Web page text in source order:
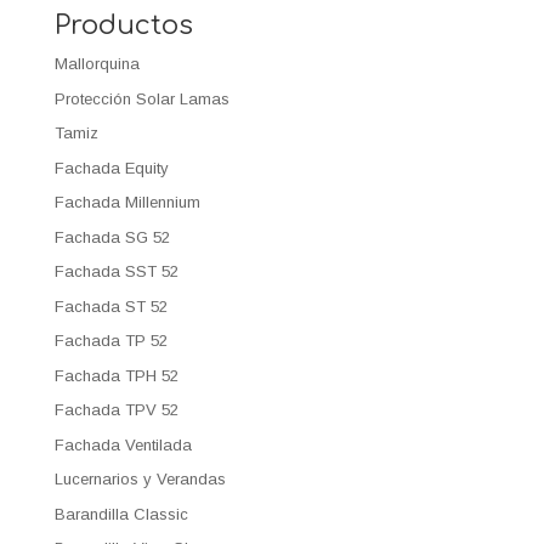
Productos
Mallorquina
Protección Solar Lamas
Tamiz
Fachada Equity
Fachada Millennium
Fachada SG 52
Fachada SST 52
Fachada ST 52
Fachada TP 52
Fachada TPH 52
Fachada TPV 52
Fachada Ventilada
Lucernarios y Verandas
Barandilla Classic